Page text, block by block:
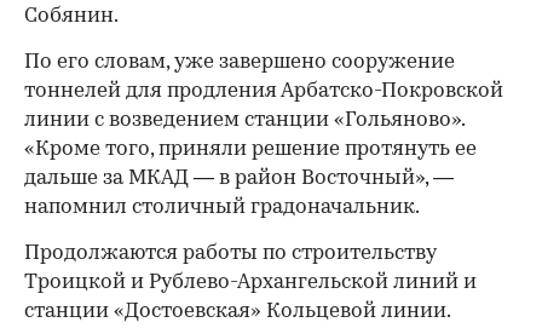
Собянин.
По его словам, уже завершено сооружение
тоннелей для продления Арбатско-Покровской
линии с возведением станции «Гольяново».
«Кроме того, приняли решение протянуть ее
дальше за МКАД — в район Восточный», —
напомнил столичный градоначальник.
Продолжаются работы по строительству
Троицкой и Рублево-Архангельской линий и
станции «Достоевская» Кольцевой линии.